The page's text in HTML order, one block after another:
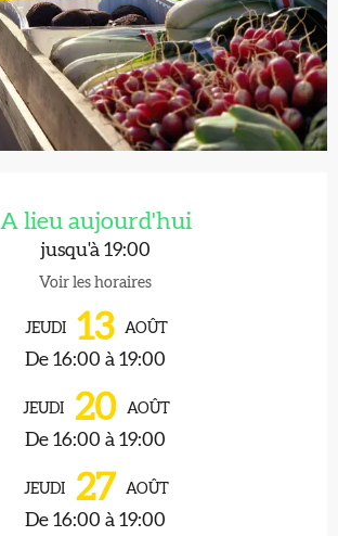
A lieu aujourd'hui
jusqu'à 19:00
Voir les horaires
JEUDI 13 AOÛT
De 16:00 à 19:00
JEUDI 20 AOÛT
De 16:00 à 19:00
JEUDI 27 AOÛT
De 16:00 à 19:00